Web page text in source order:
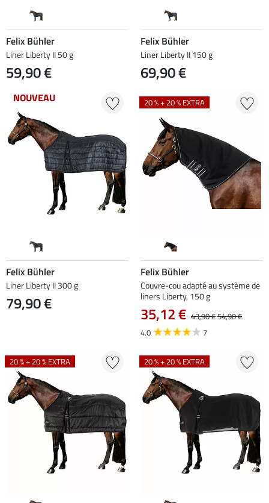
Felix Bühler
Liner Liberty II 50 g
59,90 €
Felix Bühler
Liner Liberty II 150 g
69,90 €
NOUVEAU
Felix Bühler
Liner Liberty II 300 g
79,90 €
20 % + 20 % EXTRA
Felix Bühler
Couvre-cou adapté au système de
liners Liberty, 150 g
35,12 € 43,90 €54,90 €
4.0
7
20 % + 20 % EXTRA 20 % + 20 % EXTRA